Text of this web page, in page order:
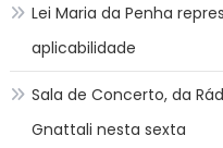
Lei Maria da Penha
aplicabilidade
Sala de Concerto, da
Gnattali nesta sexta